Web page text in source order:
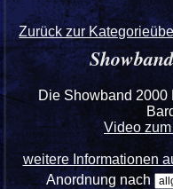
Zurück zur
Die Showband 2000
Video
weitere Informationen
Anordnung nach